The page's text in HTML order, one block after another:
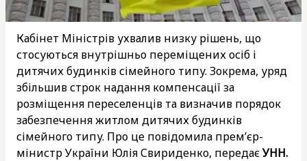
Кабінет Міністрів ухвалив низку рішень, що
стосуються внутрішньо переміщених осіб і
дитячих будинків сімейного типу. Зокрема, уряд
збільшив строк надання компенсації за
розміщення переселенців та визначив порядок
забезпечення житлом дитячих будинків
сімейного типу. Про це повідомила прем’єр-
мінистр України Юлія Свириденко, передаєУНН.